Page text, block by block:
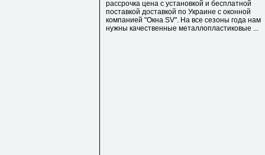
рассрочка цена с установкой и бесплатной
поставкой доставкой по Украине с оконной
компанией "Окна SV". На все сезоны года нам
нужны качественные металлопластиковые ...